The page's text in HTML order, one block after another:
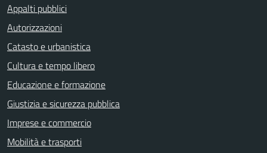
Appalti pubblici
Autorizzazioni
Catasto e urbanistica
Cultura e tempo libero
Educazione e formazione
Giustizia e sicurezza pubblica
Imprese e commercio
Mobilità e trasporti